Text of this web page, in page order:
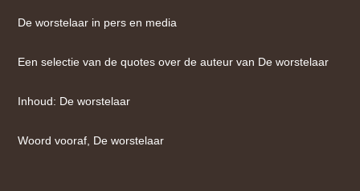
De worstelaar in pers en media
Een selectie van de quotes over de auteur van De worstelaar
Inhoud: De worstelaar
Woord vooraf, De worstelaar